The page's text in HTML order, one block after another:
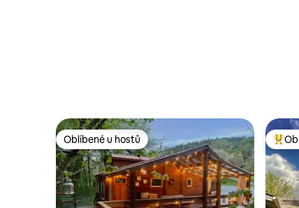
Oblíbené u hostů
Oblíbené u hostů